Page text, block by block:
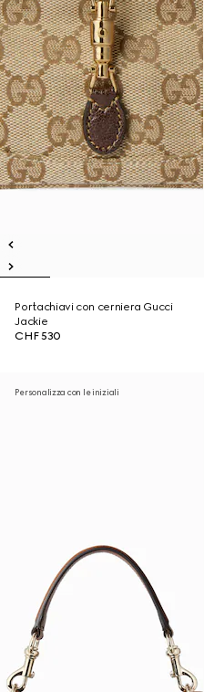
Portachiavi con cerniera Gucci
Jackie
CHF 530
Personalizza con le iniziali